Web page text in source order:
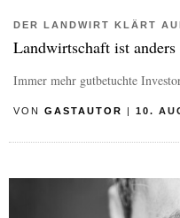
DER LANDWIRT KLÄRT
Landwirtschaft ist anders
Immer mehr gutbetuchte
VON GASTAUTOR | 10.